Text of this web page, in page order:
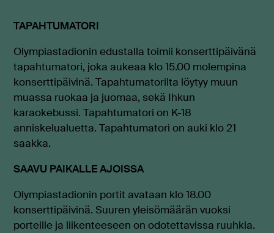
TAPAHTUMATORI
Olympiastadionin edustalla toimii konserttipäivänä
tapahtumatori, joka aukeaa klo15.00 molempina
konserttipäivinä. Tapahtumatorilta löytyy muun
muassa ruokaa ja juomaa, sekä Ihkun
karaokebussi. Tapahtumatori on K-18
anniskelualuetta. Tapahtumatori on auki klo 21
saakka.
SAAVU PAIKALLE AJOISSA
Olympiastadionin portit avataan klo 18.00
konserttipäivinä. Suuren yleisömäärän vuoksi
porteille ja liikenteeseen on odotettavissa ruuhkia.